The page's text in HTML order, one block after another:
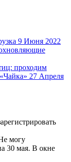
9 Июня 2022
проходим
27 Апреля
могу
30 мая. В окне